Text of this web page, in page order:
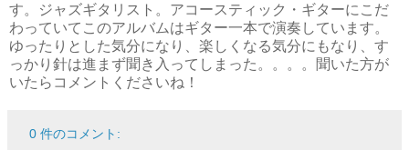
す。ジャズギタリスト。アコースティック・ギターにこだ
わっていてこのアルバムはギター一本で演奏しています。
ゆったりとした気分になり、楽しくなる気分にもなり、す
っかり針は進まず聞き入ってしまった。。。。聞いた方が
いたらコメントくださいね！
0 件のコメント: